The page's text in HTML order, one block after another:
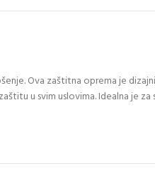
Ova zaštitna oprema je
u svim uslovima. Idealna je